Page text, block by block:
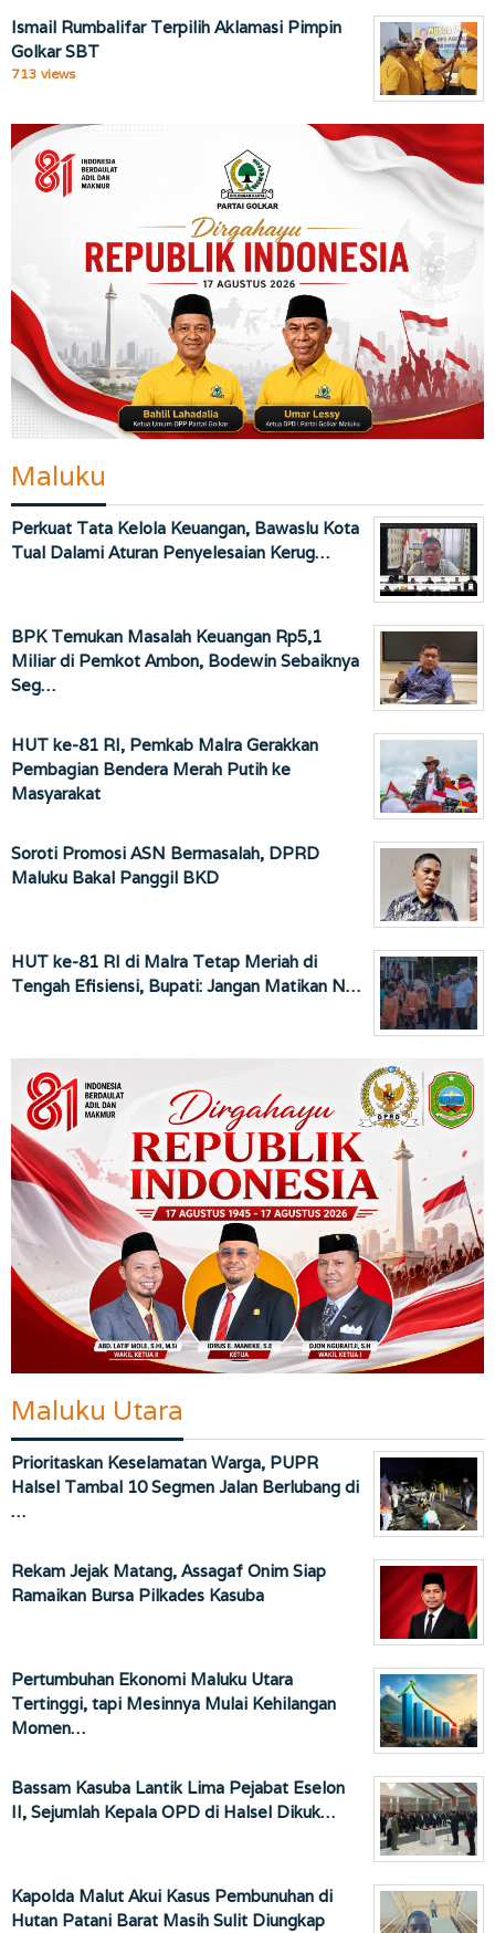
Ismail Rumbalifar Terpilih Aklamasi Pimpin
Golkar SBT
713 views
Maluku
Perkuat Tata Kelola Keuangan, Bawaslu Kota
Tual Dalami Aturan Penyelesaian Kerug…
BPK Temukan Masalah Keuangan Rp5,1
Miliar di Pemkot Ambon, Bodewin Sebaiknya
Seg…
HUT ke-81 RI, Pemkab Malra Gerakkan
Pembagian Bendera Merah Putih ke
Masyarakat
Soroti Promosi ASN Bermasalah, DPRD
Maluku Bakal Panggil BKD
HUT ke-81 RI di Malra Tetap Meriah di
Tengah Efisiensi, Bupati: Jangan Matikan N…
Maluku Utara
Prioritaskan Keselamatan Warga, PUPR
Halsel Tambal 10 Segmen Jalan Berlubang di
…
Rekam Jejak Matang, Assagaf Onim Siap
Ramaikan Bursa Pilkades Kasuba
Pertumbuhan Ekonomi Maluku Utara
Tertinggi, tapi Mesinnya Mulai Kehilangan
Momen…
Bassam Kasuba Lantik Lima Pejabat Eselon
II, Sejumlah Kepala OPD di Halsel Dikuk…
Kapolda Malut Akui Kasus Pembunuhan di
Hutan Patani Barat Masih Sulit Diungkap